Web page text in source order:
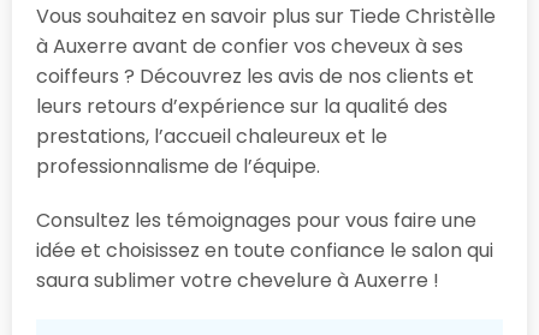
Vous souhaitez en savoir plus sur Tiede Christèlle
à Auxerre avant de confier vos cheveux à ses
coiffeurs ? Découvrez les avis de nos clients et
leurs retours d’expérience sur la qualité des
prestations, l’accueil chaleureux et le
professionnalisme de l’équipe.
Consultez les témoignages pour vous faire une
idée et choisissez en toute confiance le salon qui
saura sublimer votre chevelure à Auxerre !